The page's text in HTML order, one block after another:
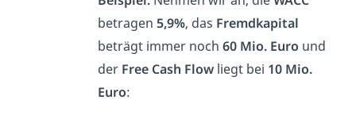
betragen 5,9%, das Fremdkapital
beträgt immer noch 60 Mio. Euro und
der Free Cash Flowliegt bei 10 Mio.
Euro: